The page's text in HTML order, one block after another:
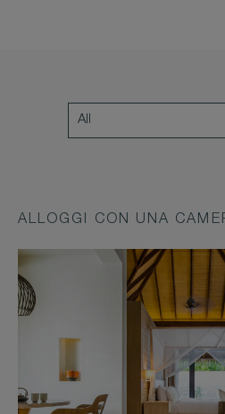
ALLOGGI CON UNA